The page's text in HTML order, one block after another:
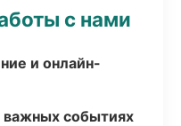
с нами
и онлайн-
событиях